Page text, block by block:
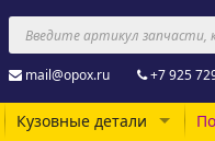
mail@opox.ru +7 925
Кузовные детали